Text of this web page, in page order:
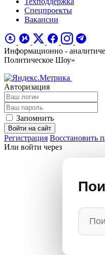
Спецпроекты
Вакансии
Информационно -
Политическое Шоу»
Авторизация
Запомнить
Войти на сайт
Регистрация Восстановить
Или войти через